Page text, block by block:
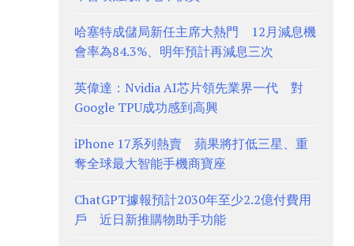
哈塞特成儲局新任主席大熱門 12月減息機
會率為84.3%、明年預計再減息三次
英偉達：Nvidia AI芯片領先業界一代 對
Google TPU成功感到高興
iPhone 17系列熱賣 蘋果將打低三星、重
奪全球最大智能手機商寶座
ChatGPT據報預計2030年至少2.2億付費用
戶 近日新推購物助手功能